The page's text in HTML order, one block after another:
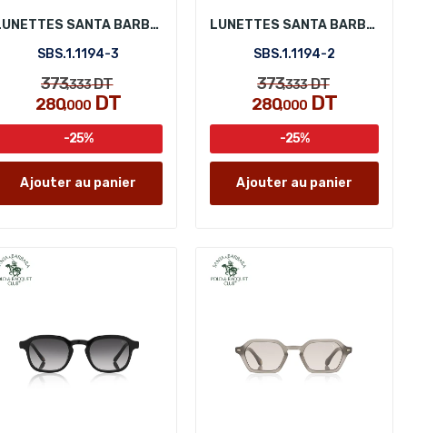
LUNETTES SANTA BARBARA POLO SBS.1.1194-3
SBS.1.1194-3
373,333DT
280,000DT
-25%
Ajouter au panier
LUNETTES SANTA BARBARA POLO SBS.1.1194-2
SBS.1.1194-2
373,333DT
280,000 DT
-25%
Ajouter au panier